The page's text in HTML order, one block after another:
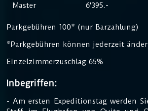
Master 6'395.-
Parkgebühren 100* (nur Barzahlung)
*Parkgebühren können jederzeit
Einzelzimmerzuschlag 65%
Inbegriffen:
- Am ersten Expeditionstag werden